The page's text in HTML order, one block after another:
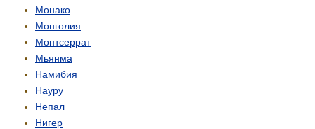
Монако
Монголия
Монтсеррат
Мьянма
Намибия
Науру
Непал
Нигер